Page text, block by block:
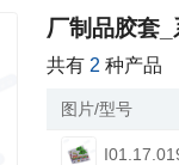
厂制品胶套
共有 2 种产品
图片/型号